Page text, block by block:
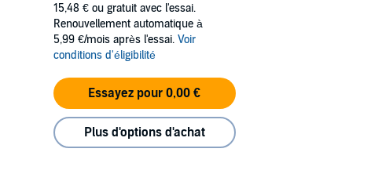
15,48 € ou gratuit avec l'essai.
Renouvellement automatique à
5,99 €/mois après l'essai. Voir
conditions d'éligibilité
Essayez pour 0,00 €
Plus d'options d'achat